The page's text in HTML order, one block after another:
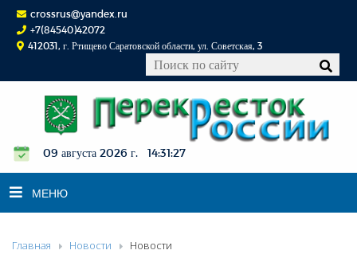
crossrus@yandex.ru
+7(84540)42072
412031, г. Ртищево Саратовской области, ул. Советская, 3
09 августа 2026 г. 14:31:27
МЕНЮ
НОВОСТИ
Главная Новости Новости